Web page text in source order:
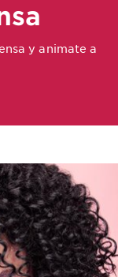
y animate a